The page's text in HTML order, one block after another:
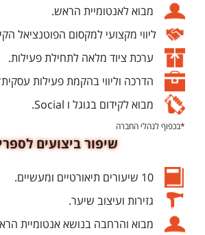
מבוא לאנטומיית הראש.
ליווי מקצועי למקסום הפוטנציאל
ערכת ציוד מלאה לתחילת פעילות.
הדרכה וליווי בהקמת פעילות
מבוא לקידום בגוגל ו Social.
*בכפוף לנהלי החברה
שיפור ביצועים
10 שיעורים תיאורטיים ומעשיים.
גזירות ועיצוב שיער.
מבוא והרחבה בנושא אנטומיית